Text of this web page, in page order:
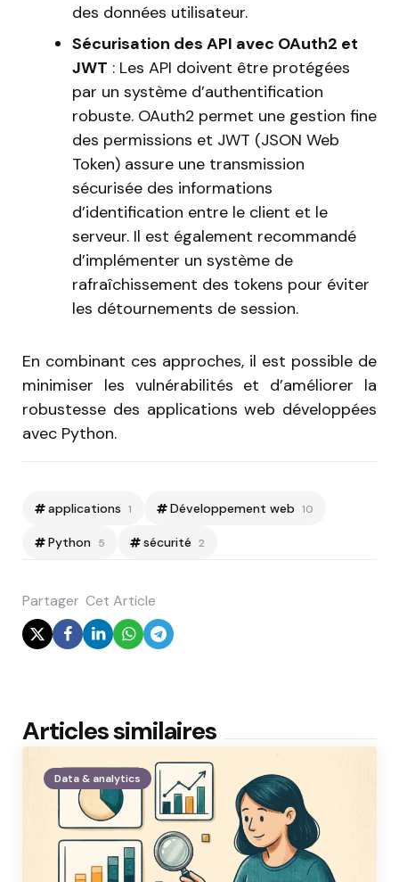
des données utilisateur.
Sécurisation des API avec OAuth2 et
JWT : Les API doivent être protégées
par un système d’authentification
robuste. OAuth2 permet une gestion fine
des permissions et JWT (JSON Web
Token) assure une transmission
sécurisée des informations
d’identification entre le client et le
serveur. Il est également recommandé
d’implémenter un système de
rafraîchissement des tokens pour éviter
les détournements de session.
En combinant ces approches, il est possible de
minimiser les vulnérabilités et d’améliorer la
robustesse des applications web développées
avec Python.
applications 1 Développement web 10
Python 5 sécurité 2
Partager Cet Article
Articles similaires
Data & analytics